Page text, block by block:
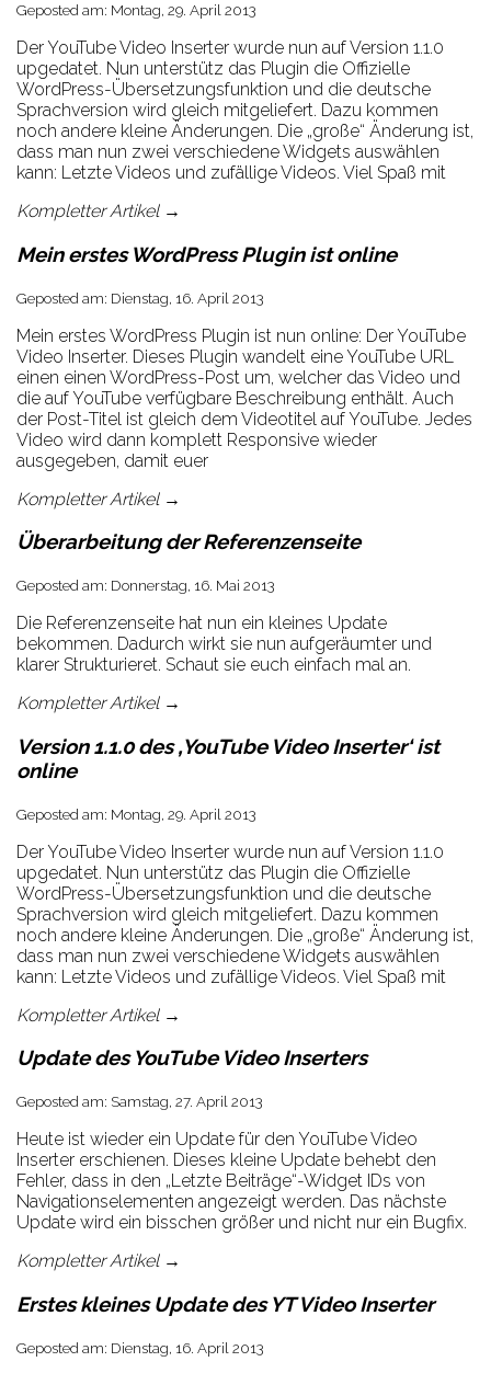
Geposted am: Montag, 29. April 2013
Der YouTube Video Inserter wurde nun auf Version 1.1.0
upgedatet. Nun unterstütz das Plugin die Offizielle
WordPress-Übersetzungsfunktion und die deutsche
Sprachversion wird gleich mitgeliefert. Dazu kommen
noch andere kleine Änderungen. Die „große“ Änderung ist,
dass man nun zwei verschiedene Widgets auswählen
kann: Letzte Videos und zufällige Videos. Viel Spaß mit
Kompletter Artikel →
Mein erstes WordPress Plugin ist online
Geposted am: Dienstag, 16. April 2013
Mein erstes WordPress Plugin ist nun online: Der YouTube
Video Inserter. Dieses Plugin wandelt eine YouTube URL
einen einen WordPress-Post um, welcher das Video und
die auf YouTube verfügbare Beschreibung enthält. Auch
der Post-Titel ist gleich dem Videotitel auf YouTube. Jedes
Video wird dann komplett Responsive wieder
ausgegeben, damit euer
Kompletter Artikel →
Überarbeitung der Referenzenseite
Geposted am: Donnerstag, 16. Mai 2013
Die Referenzenseite hat nun ein kleines Update
bekommen. Dadurch wirkt sie nun aufgeräumter und
klarer Strukturieret. Schaut sie euch einfach mal an.
Kompletter Artikel →
Version 1.1.0 des ‚YouTube Video Inserter‘ ist
online
Geposted am: Montag, 29. April 2013
Der YouTube Video Inserter wurde nun auf Version 1.1.0
upgedatet. Nun unterstütz das Plugin die Offizielle
WordPress-Übersetzungsfunktion und die deutsche
Sprachversion wird gleich mitgeliefert. Dazu kommen
noch andere kleine Änderungen. Die „große“ Änderung ist,
dass man nun zwei verschiedene Widgets auswählen
kann: Letzte Videos und zufällige Videos. Viel Spaß mit
Kompletter Artikel →
Update des YouTube Video Inserters
Geposted am: Samstag, 27. April 2013
Heute ist wieder ein Update für den YouTube Video
Inserter erschienen. Dieses kleine Update behebt den
Fehler, dass in den „Letzte Beiträge“-Widget IDs von
Navigationselementen angezeigt werden. Das nächste
Update wird ein bisschen größer und nicht nur ein Bugfix.
Kompletter Artikel →
Erstes kleines Update des YT Video Inserter
Geposted am: Dienstag, 16. April 2013